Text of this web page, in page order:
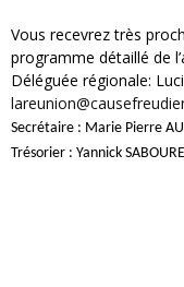
Vous recevrez très
programme détaillé de
Déléguée régionale:
Secrétaire : Marie Pierre
Trésorier : Yannick